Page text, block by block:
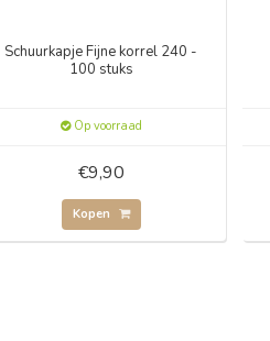
Schuurkapje Fijne korrel 240 -
100 stuks
Op voorraad
€9,90
Kopen